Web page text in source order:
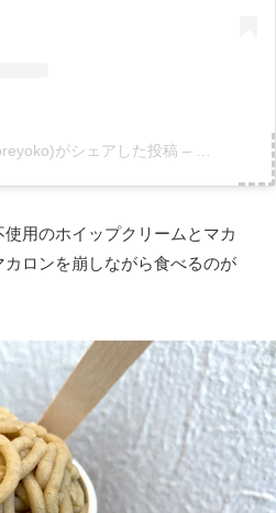
がシェアした投稿 – 2019年10
用のホイップクリームとマカ
ロンを崩しながら食べるのが